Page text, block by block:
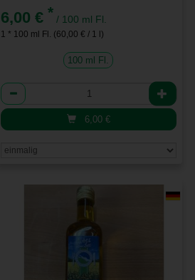
6,00 € * / 100 ml Fl.
1 * 100 ml Fl. (60,00 € / 1 l)
100 ml Fl.
Anzahl
6,00 €